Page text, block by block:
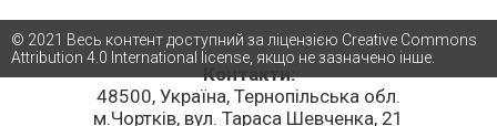
Контакти:
48500, Україна, Тернопільська обл.
м.Чортків, вул. Тараса Шевченка, 21
© 2021 Весь контент доступний за ліцензією Creative Commons
Attribution 4.0 International license, якщо не зазначено інше.